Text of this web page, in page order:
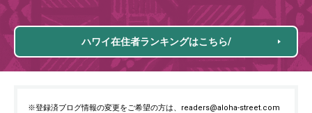
ハワイ在住者ランキングはこちら/
※登録済ブログ情報の変更をご希望の方は、readers@aloha-street.com